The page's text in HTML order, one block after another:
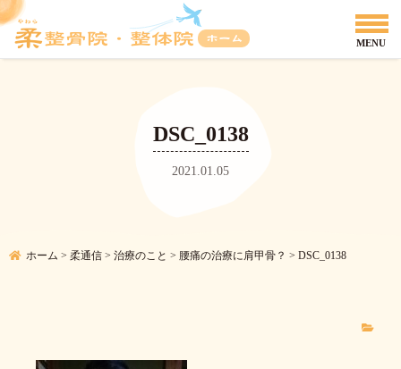
DSC_0138
2021.01.05
ホーム > 柔通信 > 治療のこと > 腰痛の治療に肩甲骨？ > DSC_0138